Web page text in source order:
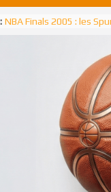
NBA Finals 2005 : les
NBA Finals 2021 : les
Antetokounmpo
Shai Gilgeous-
match à plus de 40
canadien transcendant
Pau Gasol dans
premier européen sacré
Rudy Gobert, deuxième